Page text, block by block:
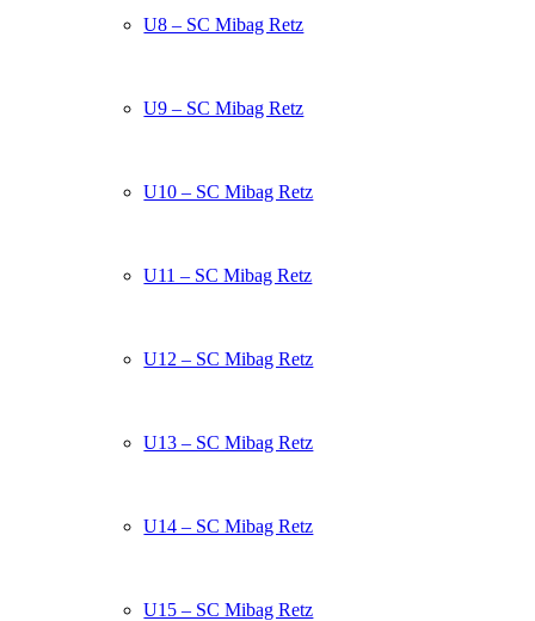
U8 – SC Mibag Retz
U9 – SC Mibag Retz
U10 – SC Mibag Retz
U11 – SC Mibag Retz
U12 – SC Mibag Retz
U13 – SC Mibag Retz
U14 – SC Mibag Retz
U15 – SC Mibag Retz